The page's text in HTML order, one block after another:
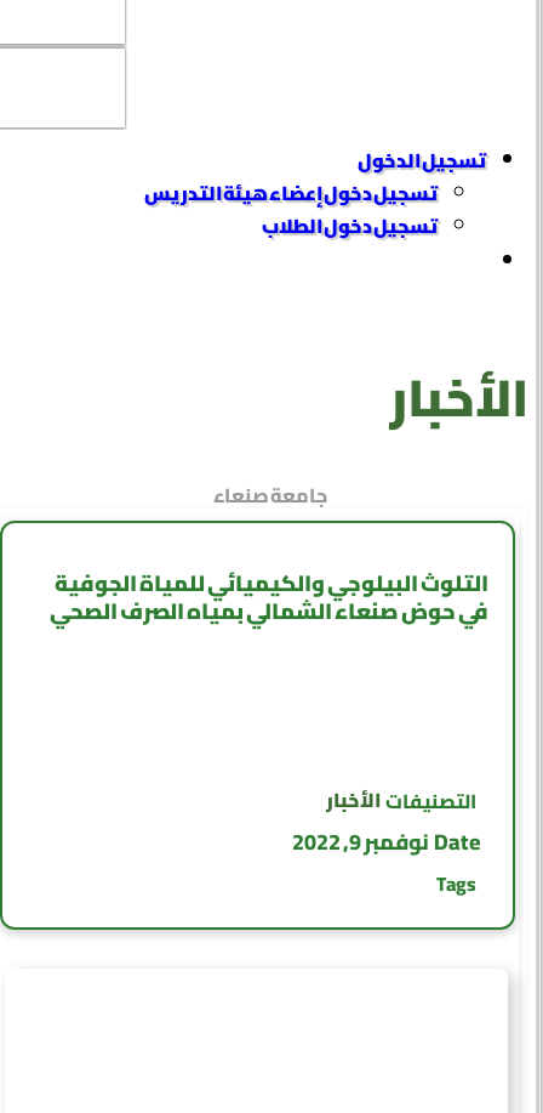
تسجيل الدخول
تسجيل دخول إعضاء هيئة التدريس
تسجيل دخول الطلاب
الأخبار
جامعة صنعاء
التلوث البيلوجي والكيميائي للمياة الجوفية
في حوض صنعاء الشمالي بمياه الصرف الصحي
التصنيفات الأخبار
Date نوفمبر 9, 2022
Tags